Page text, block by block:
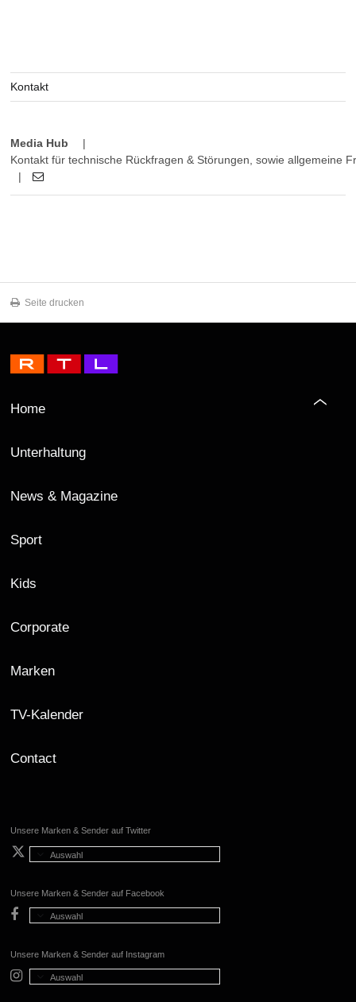
Kontakt
Media Hub
|
Kontakt für technische Rückfragen & Störungen, sowie allgemeine
|
Seite drucken
Home
Unterhaltung
News & Magazine
Sport
Kids
Corporate
Marken
TV-Kalender
Contact
Unsere Marken & Sender auf Twitter
Auswahl
Unsere Marken & Sender auf Facebook
Auswahl
Unsere Marken & Sender auf Instagram
Auswahl